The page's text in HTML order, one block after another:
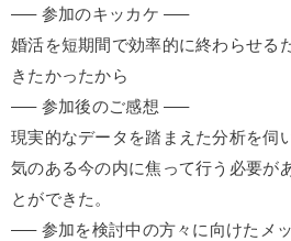
—– 参加のキッカケ —–
婚活を短期間で効率的に終わらせる
きたかったから
—– 参加後のご感想 —–
現実的なデータを踏まえた分析を伺
気のある今の内に焦って行う必要が
とができた。
—– 参加を検討中の方々に向けたメ